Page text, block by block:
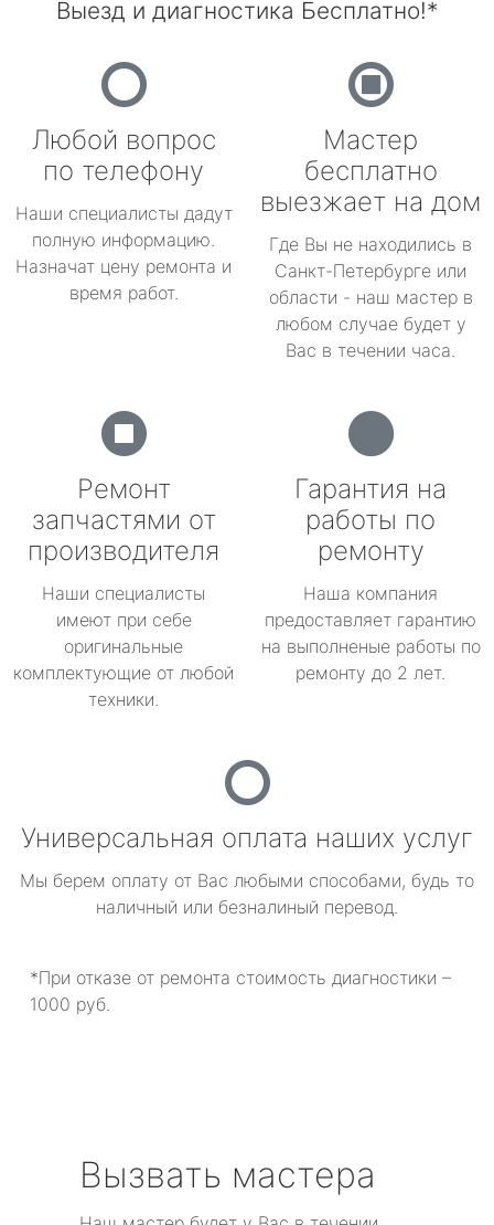
Выезд и диагностика Бесплатно!*
Любой вопрос
по телефону
Наши специалисты дадут
полную информацию.
Назначат цену ремонта и
время работ.
Мастер
бесплатно
выезжает на дом
Где Вы не находились в
Санкт-Петербурге или
области - наш мастер в
любом случае будет у
Вас в течении часа.
Ремонт
запчастями от
производителя
Наши специалисты
имеют при себе
оригинальные
комплектующие от любой
техники.
Гарантия на
работы по
ремонту
Наша компания
предоставляет гарантию
на выполненые работы по
ремонту до 2 лет.
Универсальная оплата наших услуг
Мы берем оплату от Вас любыми способами, будь то
наличный или безналиный перевод.
*При отказе от ремонта стоимость диагностики –
1000 руб.
Вызвать мастера